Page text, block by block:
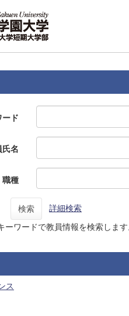
ード
氏名
職種
検索 詳細検索
ーワードで教員情報を検索します
ス